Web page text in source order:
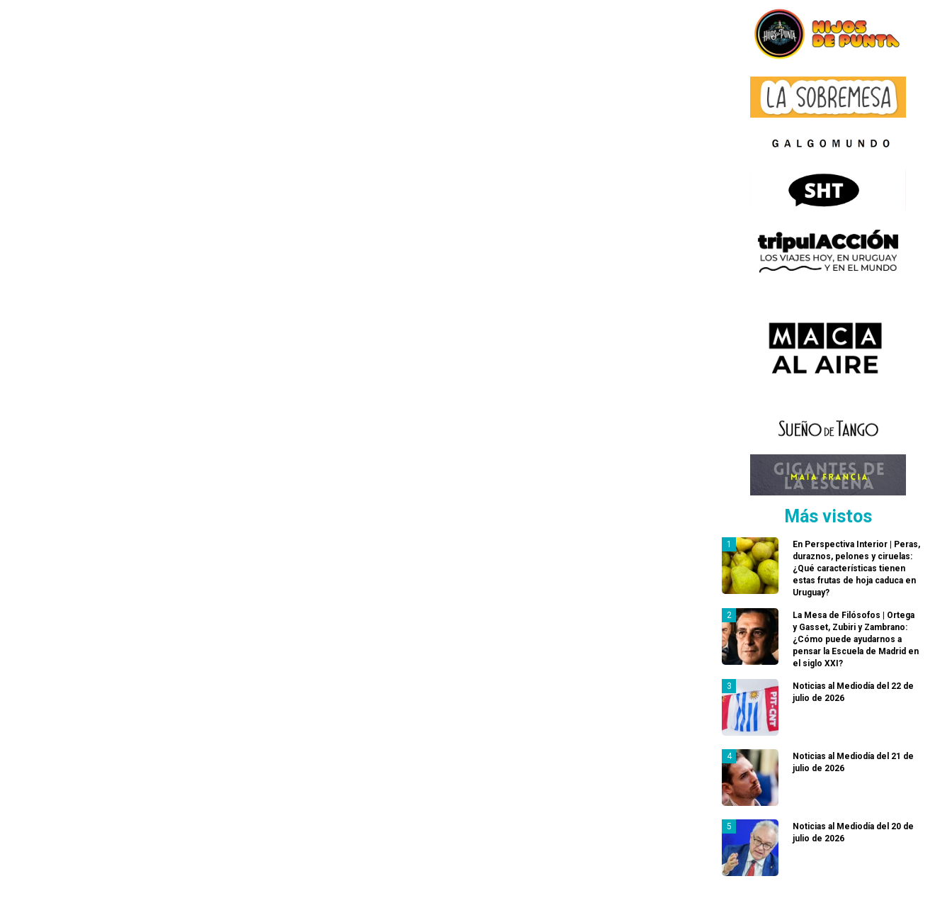
Más vistos
En Perspectiva Interior | Peras,
duraznos, pelones y ciruelas:
¿Qué características tienen
estas frutas de hoja caduca en
Uruguay?
La Mesa de Filósofos | Ortega
y Gasset, Zubiri y Zambrano:
¿Cómo puede ayudarnos a
pensar la Escuela de Madrid en
el siglo XXI?
Noticias al Mediodía del 22 de
julio de 2026
Noticias al Mediodía del 21 de
julio de 2026
Noticias al Mediodía del 20 de
julio de 2026